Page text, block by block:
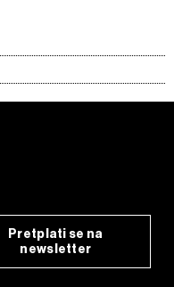
Pretplati se na
newsletter